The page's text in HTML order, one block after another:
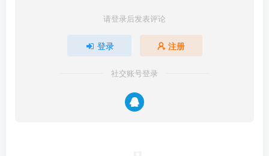
请登录后发表评论
登录 注册
社交账号登录